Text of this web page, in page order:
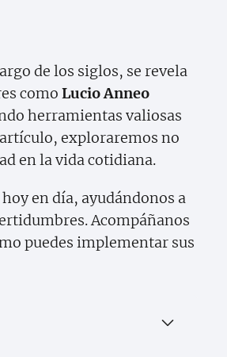
de los siglos, se revela
como Lucio Anneo
herramientas valiosas
exploraremos no
en la vida cotidiana.
en día, ayudándonos a
Acompáñanos
puedes implementar sus